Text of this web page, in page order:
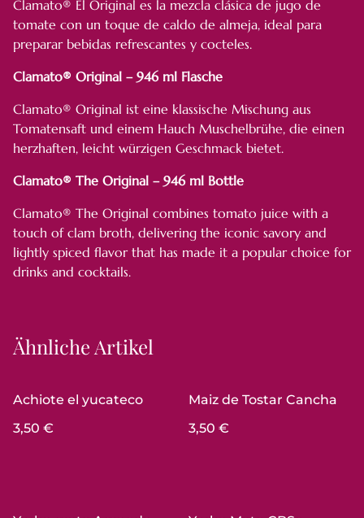
Clamato® El Original es la mezcla clásica de jugo de
tomate con un toque de caldo de almeja, ideal para
preparar bebidas refrescantes y cocteles.
Clamato® Original – 946 ml Flasche
Clamato® Original ist eine klassische Mischung aus
Tomatensaft und einem Hauch Muschelbrühe, die einen
herzhaften, leicht würzigen Geschmack bietet.
Clamato® The Original – 946 ml Bottle
Clamato® The Original combines tomato juice with a
touch of clam broth, delivering the iconic savory and
lightly spiced flavor that has made it a popular choice for
drinks and cocktails.
Ähnliche Artikel
Achiote el yucateco
3,50 €
Maiz de Tostar Cancha
3,50 €